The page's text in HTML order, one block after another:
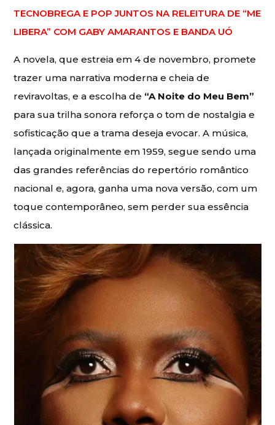
TECNOBREGA E POP JUNTOS NA RELEITURA DE “ME
LIBERA” COM GABY AMARANTOS E BANDA UÓ
A novela, que estreia em 4 de novembro, promete
trazer uma narrativa moderna e cheia de
reviravoltas, e a escolha de “A Noite do Meu Bem”
para sua trilha sonora reforça o tom de nostalgia e
sofisticação que a trama deseja evocar. A música,
lançada originalmente em 1959, segue sendo uma
das grandes referências do repertório romântico
nacional e, agora, ganha uma nova versão, com um
toque contemporâneo, sem perder sua essência
clássica.